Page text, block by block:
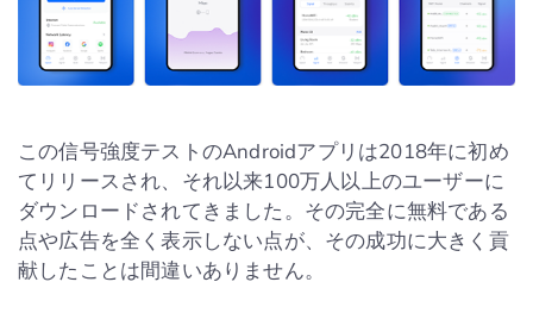
この信号強度テストのAndroidアプリは2018年に初め
てリリースされ、それ以来100万人以上のユーザーに
ダウンロードされてきました。その完全に無料である
点や広告を全く表示しない点が、その成功に大きく貢
献したことは間違いありません。